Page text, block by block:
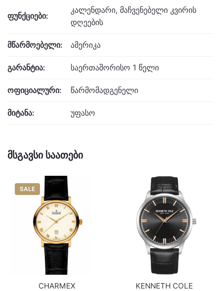
ფუნქციები:
კალენდარი, მაჩვენებელი კვირის
დღეების
მწარმოებელი: ამერიკა
გარანტია: საერთაშორისო 1 წელი
ოფიციალური: წარმომადგენელი
მიტანა: უფასო
მსგავსი საათები
SALE
CHARMEX KENNETH COLE